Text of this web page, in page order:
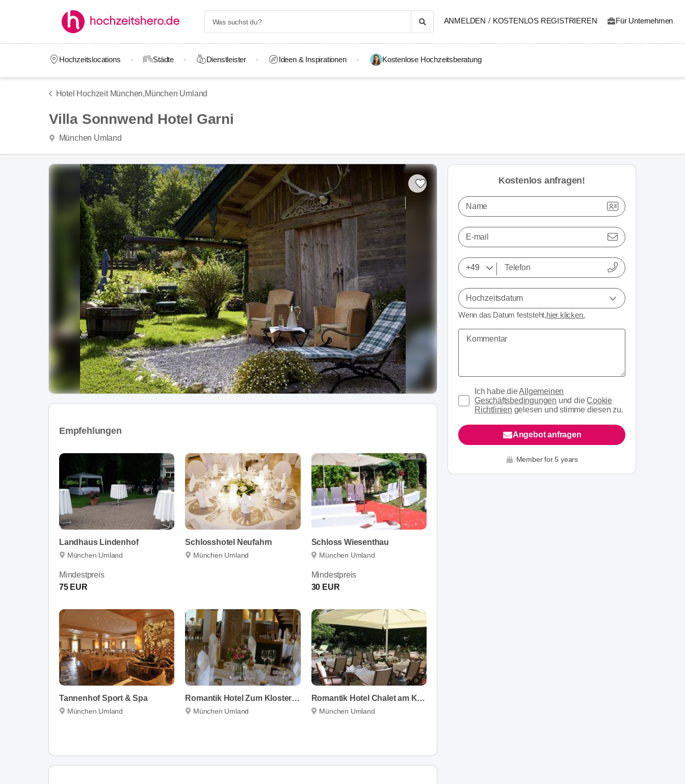
ANMELDEN / KOSTENLOS REGISTRIEREN Für Unternehmen
Hochzeitslocations Städte Dienstleister Ideen & Inspirationen Kostenlose Hochzeitsberatung
Hotel Hochzeit München,München Umland
Villa Sonnwend Hotel Garni
München Umland
Empfehlungen
Landhaus Lindenhof
München Umland
Mindestpreis
75 EUR
Schlosshotel Neufahrn
München Umland
Schloss Wiesenthau
München Umland
Mindestpreis
30 EUR
Tannenhof Sport & Spa
München Umland
Romantik Hotel Zum Klosterbräu
München Umland
Romantik Hotel Chalet am Kiental
München Umland
Kostenlos anfragen!
Name
E-mail
Hochzeitsdatum
Wenn das Datum feststeht,hier klicken.
Ich habe dieAllgemeinen
Geschäftsbedingungen und dieCookie
Richtlinien gelesen und stimme diesen zu.
Angebot anfragen
Member for 5 years